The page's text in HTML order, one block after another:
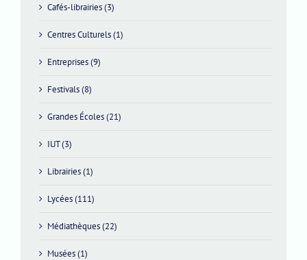
Cafés-librairies (3)
Centres Culturels (1)
Entreprises (9)
Festivals (8)
Grandes Écoles (21)
IUT (3)
Librairies (1)
Lycées (111)
Médiathèques (22)
Musées (1)